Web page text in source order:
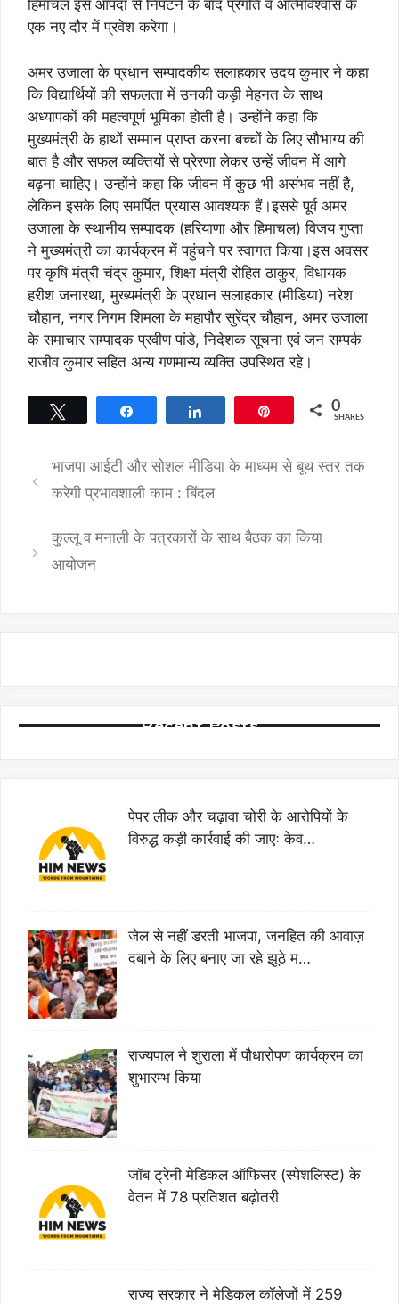
हिमाचल इस आपदा से निपटने के बाद प्रगति व आत्मविश्वास के
एक नए दौर में प्रवेश करेगा।
अमर उजाला के प्रधान सम्पादकीय सलाहकार उदय कुमार ने कहा
कि विद्यार्थियों की सफलता में उनकी कड़ी मेहनत के साथ
अध्यापकों की महत्वपूर्ण भूमिका होती है। उन्होंने कहा कि
मुख्यमंत्री के हाथों सम्मान प्राप्त करना बच्चों के लिए सौभाग्य की
बात है और सफल व्यक्तियों से प्रेरणा लेकर उन्हें जीवन में आगे
बढ़ना चाहिए। उन्होंने कहा कि जीवन में कुछ भी असंभव नहीं है,
लेकिन इसके लिए समर्पित प्रयास आवश्यक हैं।इससे पूर्व अमर
उजाला के स्थानीय सम्पादक (हरियाणा और हिमाचल) विजय गुप्ता
ने मुख्यमंत्री का कार्यक्रम में पहुंचने पर स्वागत किया।इस अवसर
पर कृषि मंत्री चंद्र कुमार, शिक्षा मंत्री रोहित ठाकुर, विधायक
हरीश जनारथा, मुख्यमंत्री के प्रधान सलाहकार (मीडिया) नरेश
चौहान, नगर निगम शिमला के महापौर सुरेंद्र चौहान, अमर उजाला
के समाचार सम्पादक प्रवीण पांडे, निदेशक सूचना एवं जन सम्पर्क
राजीव कुमार सहित अन्य गणमान्य व्यक्ति उपस्थित रहे।
0
SHARES
भाजपा आईटी और सोशल मीडिया के माध्यम से बूथ स्तर तक
करेगी प्रभावशाली काम : बिंदल
कुल्लू व मनाली के पत्रकारों के साथ बैठक का किया
आयोजन
Recent Posts
पेपर लीक और चढ़ावा चोरी के आरोपियों के
विरुद्ध कड़ी कार्रवाई की जाएः केव…
जेल से नहीं डरती भाजपा, जनहित की आवाज़
दबाने के लिए बनाए जा रहे झूठे म…
राज्यपाल ने शुराला में पौधारोपण कार्यक्रम का
शुभारम्भ किया
जॉब ट्रेनी मेडिकल ऑफिसर (स्पेशलिस्ट) के
वेतन में 78 प्रतिशत बढ़ोतरी
राज्य सरकार ने मेडिकल कॉलेजों में 259